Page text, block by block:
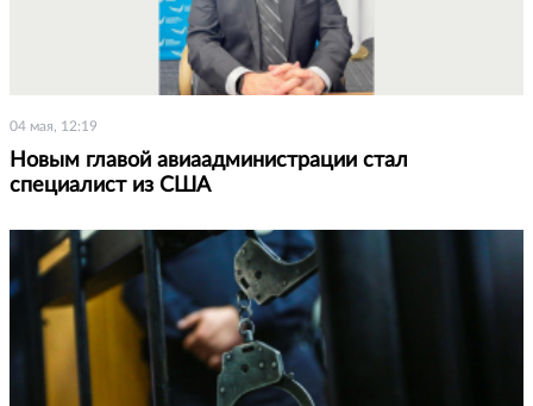
04 мая, 12:19
Новым главой авиаадминистрации стал
специалист из США